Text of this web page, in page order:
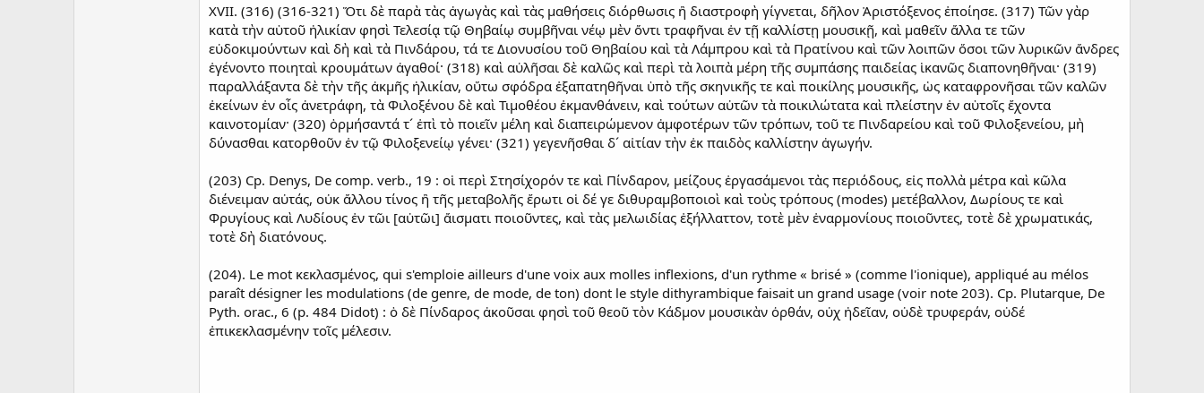
XVII. (316) (316-321) Ὅτι δὲ παρὰ τὰς ἀγωγὰς καὶ τὰς μαθήσεις διόρθωσις ἢ διαστροφὴ γίγνεται, δῆλον Ἀριστόξενος ἐποίησε. (317) Τῶν γὰρ
κατὰ τὴν αὑτοῦ ἡλικίαν φησὶ Τελεσίᾳ τῷ Θηβαίῳ συμβῆναι νέῳ μὲν ὄντι τραφῆναι ἐν τῇ καλλίστῃ μουσικῇ, καὶ μαθεῖν ἄλλα τε τῶν
εὐδοκιμούντων καὶ δὴ καὶ τὰ Πινδάρου, τά τε Διονυσίου τοῦ Θηβαίου καὶ τὰ Λάμπρου καὶ τὰ Πρατίνου καὶ τῶν λοιπῶν ὅσοι τῶν λυρικῶν ἄνδρες
ἐγένοντο ποιηταὶ κρουμάτων ἀγαθοί· (318) καὶ αὐλῆσαι δὲ καλῶς καὶ περὶ τὰ λοιπὰ μέρη τῆς συμπάσης παιδείας ἱκανῶς διαπονηθῆναι· (319)
παραλλάξαντα δὲ τὴν τῆς ἀκμῆς ἡλικίαν, οὕτω σφόδρα ἐξαπατηθῆναι ὑπὸ τῆς σκηνικῆς τε καὶ ποικίλης μουσικῆς, ὡς καταφρονῆσαι τῶν καλῶν
ἐκείνων ἐν οἷς ἀνετράφη, τὰ Φιλοξένου δὲ καὶ Τιμοθέου ἐκμανθάνειν, καὶ τούτων αὐτῶν τὰ ποικιλώτατα καὶ πλείστην ἐν αὑτοῖς ἔχοντα
καινοτομίαν· (320) ὁρμήσαντά τ´ ἐπὶ τὸ ποιεῖν μέλη καὶ διαπειρώμενον ἀμφοτέρων τῶν τρόπων, τοῦ τε Πινδαρείου καὶ τοῦ Φιλοξενείου, μὴ
δύνασθαι κατορθοῦν ἐν τῷ Φιλοξενείῳ γένει· (321) γεγενῆσθαι δ´ αἰτίαν τὴν ἐκ παιδὸς καλλίστην ἀγωγήν.
(203) Cp. Denys, De comp. verb., 19 : οἱ περὶ Στησίχορόν τε καὶ Πίνδαρον, μείζους ἐργασάμενοι τὰς περιόδους, εἰς πολλὰ μέτρα καὶ κῶλα
διένειμαν αὐτάς, οὐκ ἄλλου τίνος ἢ τῆς μεταβολῆς ἔρωτι οἱ δέ γε διθυραμβοποιοὶ καὶ τοὺς τρόπους (modes) μετέβαλλον, Δωρίους τε καὶ
Φρυγίους καὶ Λυδίους ἐν τῶι [αὐτῶι] ἄισματι ποιοῦντες, καὶ τὰς μελωιδίας ἐξήλλαττον, τοτὲ μὲν ἐναρμονίους ποιοῦντες, τοτὲ δὲ χρωματικάς,
τοτὲ δὴ διατόνους.
(204). Le mot κεκλασμένος, qui s'emploie ailleurs d'une voix aux molles inflexions, d'un rythme « brisé » (comme l'ionique), appliqué au mélos
paraît désigner les modulations (de genre, de mode, de ton) dont le style dithyrambique faisait un grand usage (voir note 203). Cp. Plutarque, De
Pyth. orac., 6 (p. 484 Didot) : ὁ δὲ Πίνδαρος ἀκοῦσαι φησὶ τοῦ θεοῦ τὸν Κάδμον μουσικὰν ὀρθάν, οὐχ ἡδεῖαν, οὐδὲ τρυφεράν, οὐδέ
ἐπικεκλασμένην τοῖς μέλεσιν.